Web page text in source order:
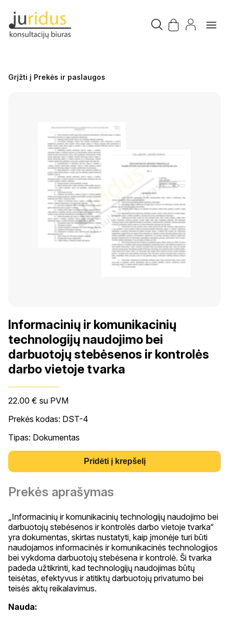
Grįžti į Prekės ir paslaugos
Informacinių ir komunikacinių
technologijų naudojimo bei
darbuotojų stebėsenos ir kontrolės
darbo vietoje tvarka
22.00 € su PVM
Prekės kodas: DST-4
Tipas: Dokumentas
Pridėti į krepšelį
Prekės aprašymas
„Informacinių ir komunikacinių technologijų naudojimo bei
darbuotojų stebėsenos ir kontrolės darbo vietoje tvarka“
yra dokumentas, skirtas nustatyti, kaip įmonėje turi būti
naudojamos informacinės ir komunikacinės technologijos
bei vykdoma darbuotojų stebėsena ir kontrolė. Ši tvarka
padeda užtikrinti, kad technologijų naudojimas būtų
teisėtas, efektyvus ir atitiktų darbuotojų privatumo bei
teisės aktų reikalavimus.
Nauda: